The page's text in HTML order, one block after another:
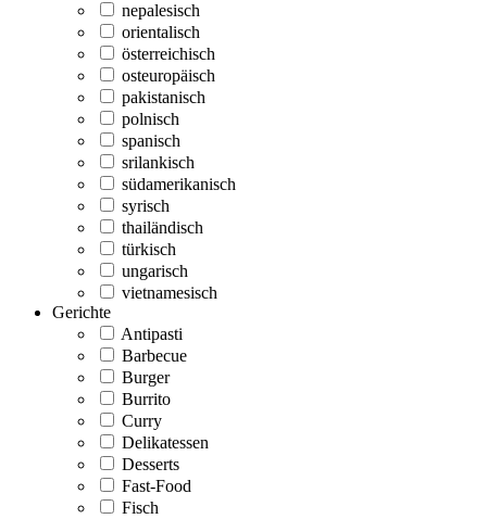
nepalesisch
orientalisch
österreichisch
osteuropäisch
pakistanisch
polnisch
spanisch
srilankisch
südamerikanisch
syrisch
thailändisch
türkisch
ungarisch
vietnamesisch
Gerichte
Antipasti
Barbecue
Burger
Burrito
Curry
Delikatessen
Desserts
Fast-Food
Fisch